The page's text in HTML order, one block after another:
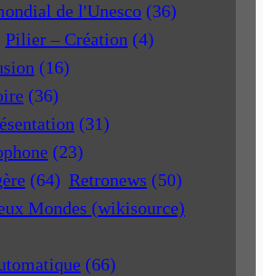
de l'Unesco (36)
Pilier – Création (4)
(16)
(36)
(31)
(23)
(64) Retronews (50)
Mondes (wikisource)
(66)